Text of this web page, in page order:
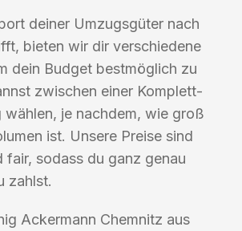
deiner Umzugsgüter nach
bieten wir dir verschiedene
dein Budget bestmöglich zu
zwischen einer Komplett-
wählen, je nachdem, wie groß
ist. Unsere Preise sind
fair, sodass du ganz genau
zahlst.
Ackermann Chemnitz aus